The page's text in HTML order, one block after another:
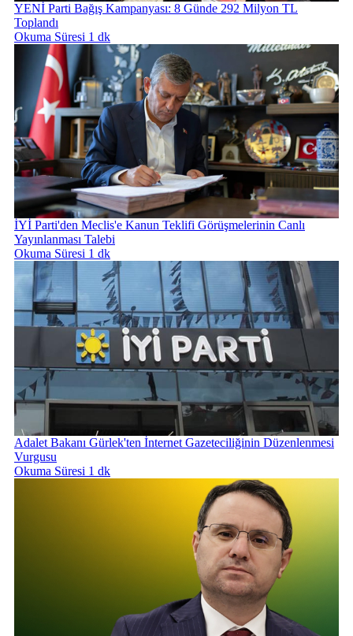
YENİ Parti Bağış Kampanyası: 8 Günde 292 Milyon TL
Toplandı
Okuma Süresi 1 dk
İYİ Parti'den Meclis'e Kanun Teklifi Görüşmelerinin Canlı
Yayınlanması Talebi
Okuma Süresi 1 dk
Adalet Bakanı Gürlek'ten İnternet Gazeteciliğinin Düzenlenmesi
Vurgusu
Okuma Süresi 1 dk